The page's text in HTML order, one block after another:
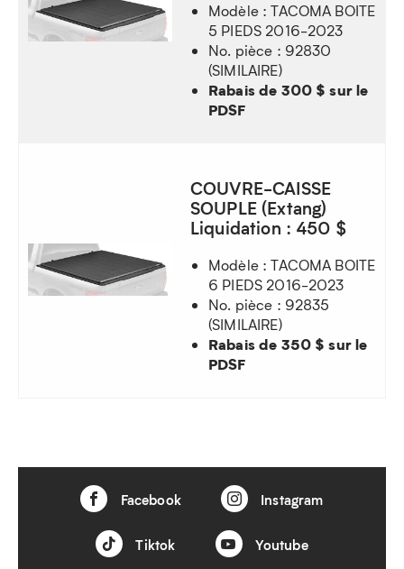
Modèle : TACOMA BOITE
5 PIEDS 2016-2023
No. pièce : 92830
(SIMILAIRE)
Rabais de 300 $ sur le
PDSF
COUVRE-CAISSE
SOUPLE (Extang)
Liquidation : 450 $
Modèle : TACOMA BOITE
6 PIEDS 2016-2023
No. pièce : 92835
(SIMILAIRE)
Rabais de 350 $ sur le
PDSF
Facebook Instagram
Tiktok Youtube